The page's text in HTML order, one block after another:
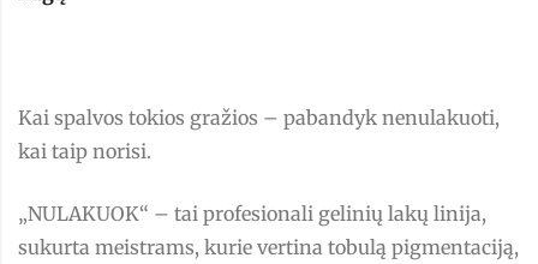
Kai spalvos tokios gražios – pabandyk nenulakuoti,
kai taip norisi.
„NULAKUOK“ – tai profesionali gelinių lakų linija,
sukurta meistrams, kurie vertina tobulą pigmentaciją,